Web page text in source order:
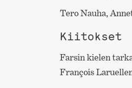
Tero Nauha,
Kiitokset
Farsin kielen
François